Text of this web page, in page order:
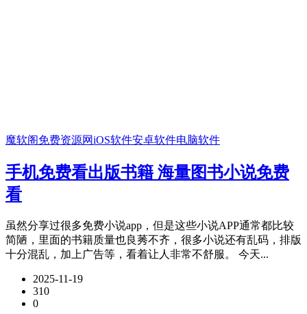
魔软阁免费资源网iOS软件安卓软件电脑软件
手机免费看出版书籍 海量图书小说免费
看
虽然分享过很多免费小说app，但是这些小说APP通常都比较
简陋，里面的书籍质量也良莠不齐，很多小说还有乱码，排版
十分混乱，加上广告等，看着让人非常不舒服。 今天...
2025-11-19
310
0